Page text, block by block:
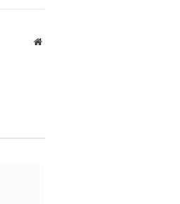
Website